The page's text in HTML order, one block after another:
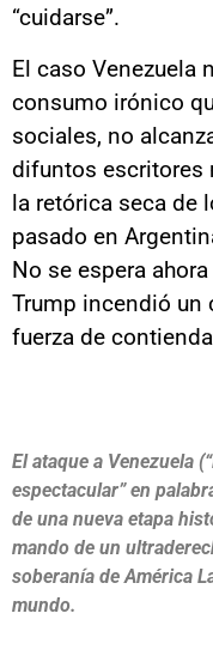
“cuidarse”.
El caso Venezuela
consumo irónico
sociales, no
difuntos escritores
la retórica seca de
pasado en
No se espera
Trump incendió un
fuerza de
El ataque a Venezuela
espectacular” en
de una nueva etapa
mando de un
soberanía de América
mundo.